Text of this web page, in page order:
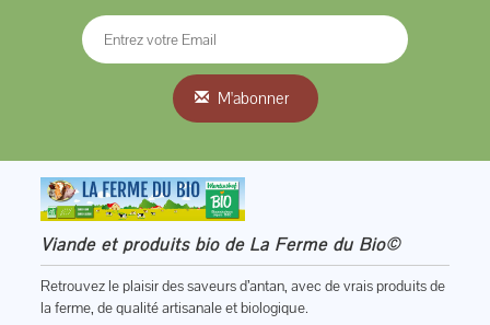
M'abonner
Viande et produits bio de La Ferme du Bio©
Retrouvez le plaisir des saveurs d’antan, avec de vrais produits de
la ferme, de qualité artisanale et biologique.